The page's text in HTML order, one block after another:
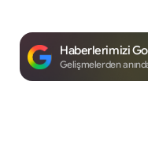
Haberlerimizi
Gelişmelerden